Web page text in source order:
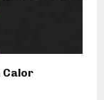
Calor